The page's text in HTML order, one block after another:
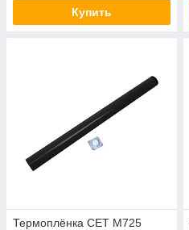
Купить
Термоплёнка CET M725